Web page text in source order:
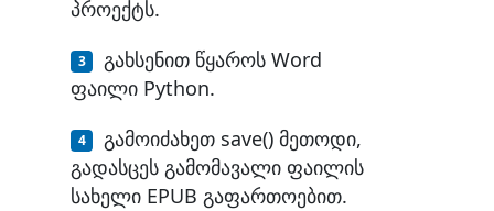
პროექტს.
გახსენით წყაროს Word
ფაილი Python.
გამოიძახეთ save() მეთოდი,
გადასცეს გამომავალი ფაილის
სახელი EPUB გაფართოებით.